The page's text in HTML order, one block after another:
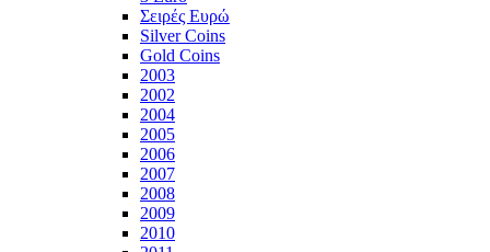
Σειρές Ευρώ
Silver Coins
Gold Coins
2003
2002
2004
2005
2006
2007
2008
2009
2010